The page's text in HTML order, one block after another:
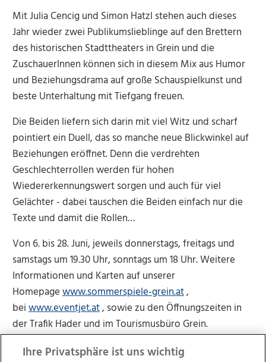
Mit Julia Cencig und Simon Hatzl stehen auch dieses
Jahr wieder zwei Publikumslieblinge auf den Brettern
des historischen Stadttheaters in Grein und die
ZuschauerInnen können sich in diesem Mix aus Humor
und Beziehungsdrama auf große Schauspielkunst und
beste Unterhaltung mit Tiefgang freuen.
Die Beiden liefern sich darin mit viel Witz und scharf
pointiert ein Duell, das so manche neue Blickwinkel auf
Beziehungen eröffnet. Denn die verdrehten
Geschlechterrollen werden für hohen
Wiedererkennungswert sorgen und auch für viel
Gelächter - dabei tauschen die Beiden einfach nur die
Texte und damit die Rollen…
Von 6. bis 28. Juni, jeweils donnerstags, freitags und
samstags um 19.30 Uhr, sonntags um 18 Uhr. Weitere
Informationen und Karten auf unserer
Homepagewww.sommerspiele-grein.at,
beiwww.eventjet.at, sowie zu den Öffnungszeiten in
der Trafik Hader und im Tourismusbüro Grein.
Ihre Privatsphäre ist uns wichtig